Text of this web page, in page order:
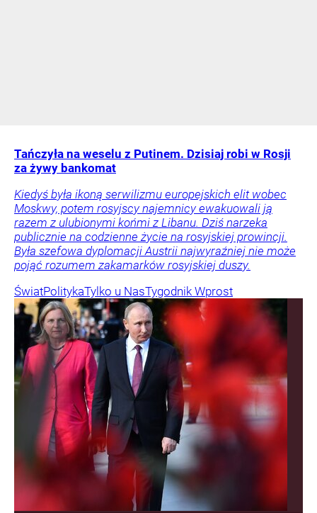
Tańczyła na weselu z Putinem. Dzisiaj robi w Rosji
za żywy bankomat
Kiedyś była ikoną serwilizmu europejskich elit wobec
Moskwy, potem rosyjscy najemnicy ewakuowali ją
razem z ulubionymi końmi z Libanu. Dziś narzeka
publicznie na codzienne życie na rosyjskiej prowincji.
Była szefowa dyplomacji Austrii najwyraźniej nie może
pojąć rozumem zakamarków rosyjskiej duszy.
ŚwiatPolitykaTylko u NasTygodnik Wprost